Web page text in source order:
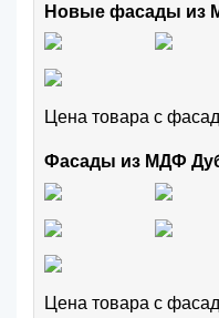
Новые фасады из
Цена товара с
Фасады из МДФ
Цена товара с